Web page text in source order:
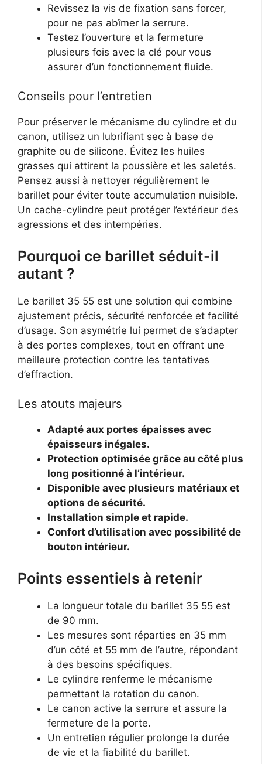
Revissez la vis de fixation sans forcer,
pour ne pas abîmer la serrure.
Testez l’ouverture et la fermeture
plusieurs fois avec la clé pour vous
assurer d’un fonctionnement fluide.
Conseils pour l’entretien
Pour préserver le mécanisme du cylindre et du
canon, utilisez un lubrifiant sec à base de
graphite ou de silicone. Évitez les huiles
grasses qui attirent la poussière et les saletés.
Pensez aussi à nettoyer régulièrement le
barillet pour éviter toute accumulation nuisible.
Un cache-cylindre peut protéger l’extérieur des
agressions et des intempéries.
Pourquoi ce barillet séduit-il
autant ?
Le barillet 35 55 est une solution qui combine
ajustement précis, sécurité renforcée et facilité
d’usage. Son asymétrie lui permet de s’adapter
à des portes complexes, tout en offrant une
meilleure protection contre les tentatives
d’effraction.
Les atouts majeurs
Adapté aux portes épaisses avec
épaisseurs inégales.
Protection optimisée grâce au côté plus
long positionné à l’intérieur.
Disponible avec plusieurs matériaux et
options de sécurité.
Installation simple et rapide.
Confort d’utilisation avec possibilité de
bouton intérieur.
Points essentiels à retenir
La longueur totale du barillet 35 55 est
de 90 mm.
Les mesures sont réparties en 35 mm
d’un côté et 55 mm de l’autre, répondant
à des besoins spécifiques.
Le cylindre renferme le mécanisme
permettant la rotation du canon.
Le canon active la serrure et assure la
fermeture de la porte.
Un entretien régulier prolonge la durée
de vie et la fiabilité du barillet.